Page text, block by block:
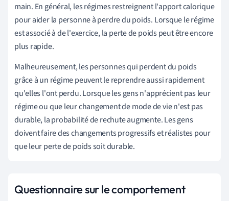
main. En général, les régimes restreignent l'apport calorique
pour aider la personne à perdre du poids. Lorsque le régime
est associé à de l'exercice, la perte de poids peut être encore
plus rapide.
Malheureusement, les personnes qui perdent du poids
grâce à un régime peuvent le reprendre aussi rapidement
qu'elles l'ont perdu. Lorsque les gens n'apprécient pas leur
régime ou que leur changement de mode de vie n'est pas
durable, la probabilité de rechute augmente. Les gens
doivent faire des changements progressifs et réalistes pour
que leur perte de poids soit durable.
Questionnaire sur le comportement